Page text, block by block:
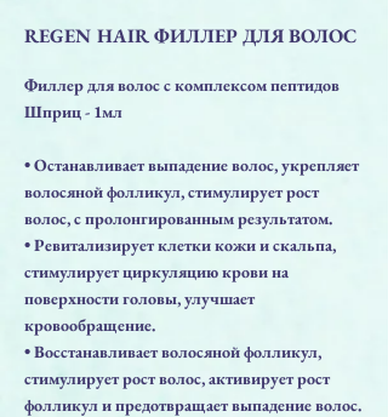
REGEN HAIR ФИЛЛЕР ДЛЯ ВОЛОС
Филлер для волос с комплексом пептидов
Шприц - 1мл
• Останавливает выпадение волос, укрепляет
волосяной фолликул, стимулирует рост
волос, с пролонгированным результатом.
• Ревитализирует клетки кожи и скальпа,
стимулирует циркуляцию крови на
поверхности головы, улучшает
кровообращение.
• Восстанавливает волосяной фолликул,
стимулирует рост волос, активирует рост
фолликул и предотвращает выпадение волос.